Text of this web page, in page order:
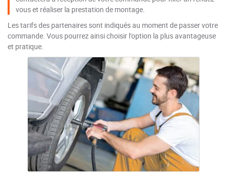
vous et réaliser la prestation de montage.
Les tarifs des partenaires sont indiqués au moment de passer votre
commande. Vous pourrez ainsi choisir l’option la plus avantageuse
et pratique.